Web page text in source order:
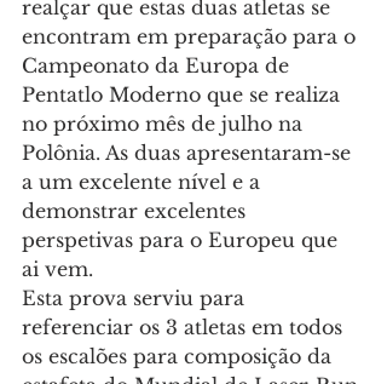
realçar que estas duas atletas se
encontram em preparação para o
Campeonato da Europa de
Pentatlo Moderno que se realiza
no próximo mês de julho na
Polônia. As duas apresentaram-se
a um excelente nível e a
demonstrar excelentes
perspetivas para o Europeu que
ai vem.
Esta prova serviu para
referenciar os 3 atletas em todos
os escalões para composição da